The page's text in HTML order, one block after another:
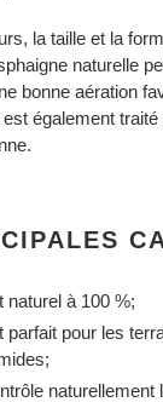
la taille et la
naturelle
bonne aération
également
naturel à 100 %;
parfait pour les
naturellement